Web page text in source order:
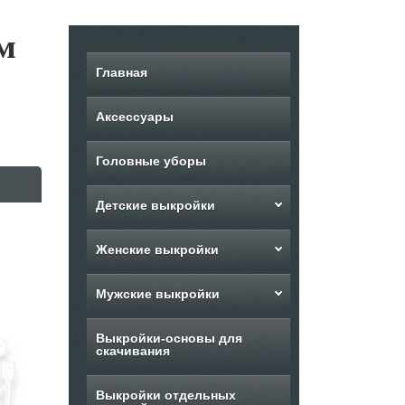
Главная
Аксессуары
Головные уборы
Детские выкройки
Женские выкройки
Мужские выкройки
Выкройки-основы для
скачивания
Выкройки отдельных